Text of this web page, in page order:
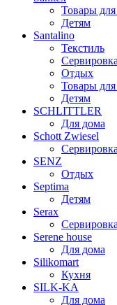
Товары
Детям
Santalino
Текстиль
Сервировка
Отдых
Товары
Детям
SCHLITTLER
Для дома
Schott Zwiesel
Сервировка
SENZ
Отдых
Septima
Детям
Serax
Сервировка
Serene house
Для дома
Silikomart
Кухня
SILK-KA
Для дома